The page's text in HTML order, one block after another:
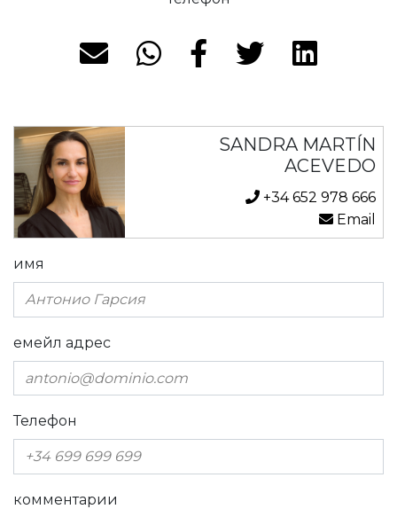
SANDRA MARTÍN
ACEVEDO
+34 652 978 666
Email
имя
емейл адрес
Телефон
комментарии